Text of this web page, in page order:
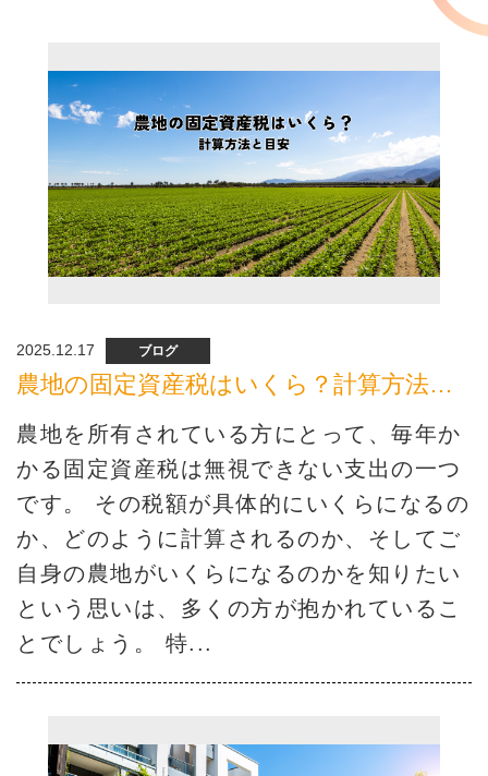
2025.12.17 ブログ
農地の固定資産税はいくら？計算方法と目安をわかりやすく解説
農地を所有されている方にとって、毎年か
かる固定資産税は無視できない支出の一つ
です。 その税額が具体的にいくらになるの
か、どのように計算されるのか、そしてご
自身の農地がいくらになるのかを知りたい
という思いは、多くの方が抱かれているこ
とでしょう。 特...